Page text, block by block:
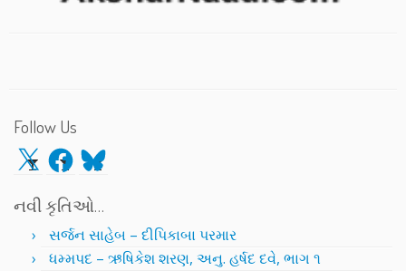
Follow Us
X Facebook
Bluesky
નવી કૃતિઓ…
સર્જન સાહેબ – દીપિકાબા પરમાર
ધમ્મપદ – ઋષિકેશ શરણ, અનુ. હર્ષદ દવે, ભાગ ૧